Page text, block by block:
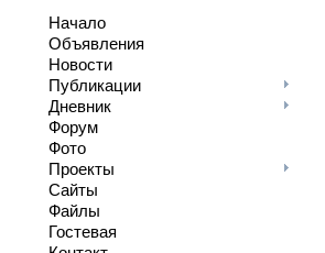
Начало
Объявления
Новости
Публикации
Дневник
Форум
Фото
Проекты
Сайты
Файлы
Гостевая